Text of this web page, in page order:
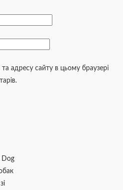
адресу сайту в цьому браузері